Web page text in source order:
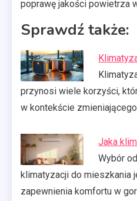
poprawę jakości powietrza
Sprawdź także:
przynosi wiele korzyści,
w kontekście
Jaka
Wybór
klimatyzacji do mieszkania
zapewnienia komfortu w